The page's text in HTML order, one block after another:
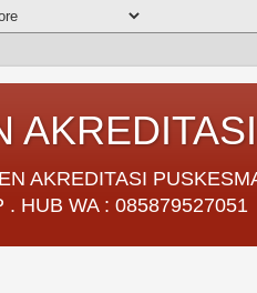
AKREDITASI
. HUB WA : 085879527051